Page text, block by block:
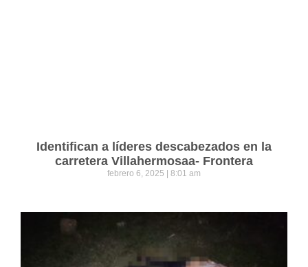
Identifican a líderes descabezados en la
carretera Villahermosaa- Frontera
febrero 6, 2025 8:01 am